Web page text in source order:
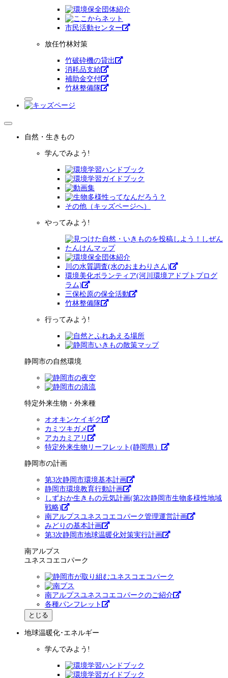
市⺠活動センター
放任竹林対策
竹破砕機の貸出
消耗品支給
補助金交付
竹林整備隊
自然・生きもの
学んでみよう!
その他（キッズページへ）
やってみよう!
川の水質調査(水のおまわりさん)
環境美化ボランティア(河川環境アドプトプログ
ラム)
三保松原の保全活動
竹林整備隊
行ってみよう!
静岡市の自然環境
特定外来生物・外来種
オオキンケイギク
カミツキガメ
アカカミアリ
特定外来生物リーフレット(静岡県）
静岡市の計画
第3次静岡市環境基本計画
静岡市環境教育行動計画
しずおか生きもの元気計画(第2次静岡市生物多様性地域
戦略)
南アルプスユネスコエコパーク管理運営計画
みどりの基本計画
第3次静岡市地球温暖化対策実行計画
南アルプス
ユネスコエコパーク
南アルプスユネスコエコパークのご紹介
各種パンフレット
とじる
地球温暖化･エネルギー
学んでみよう!